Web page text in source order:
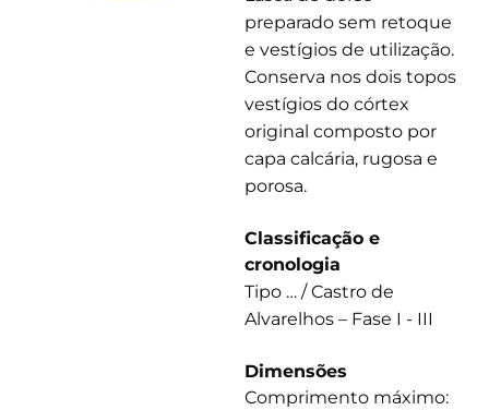
preparado sem retoque
e vestígios de utilização.
Conserva nos dois topos
vestígios do córtex
original composto por
capa calcária, rugosa e
porosa.
Classificação e
cronologia
Tipo … / Castro de
Alvarelhos – Fase I - III
Dimensões
Comprimento máximo: